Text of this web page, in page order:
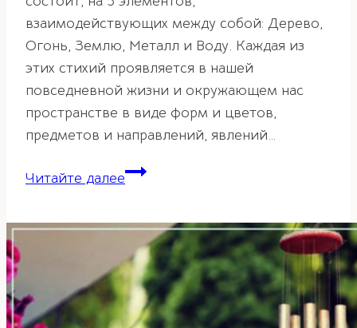
взаимодействующих между собой: Дерево,
Огонь, Землю, Металл и Воду. Каждая из
этих стихий проявляется в нашей
повседневной жизни и окружающем нас
пространстве в виде форм и цветов,
предметов и направлений, явлений…
Читайте далееСтихия